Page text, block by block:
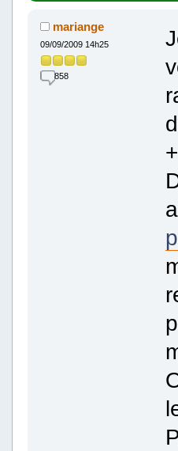
mariange
09/09/2009 14h25
858